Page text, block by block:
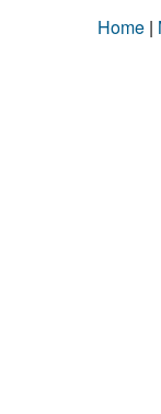
Home |